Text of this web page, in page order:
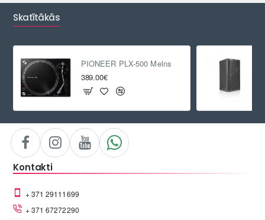
Skatītākās
PIONEER PLX-500 Melns
389.00€
Kontakti
+ 371 29111699
+ 371 67272290